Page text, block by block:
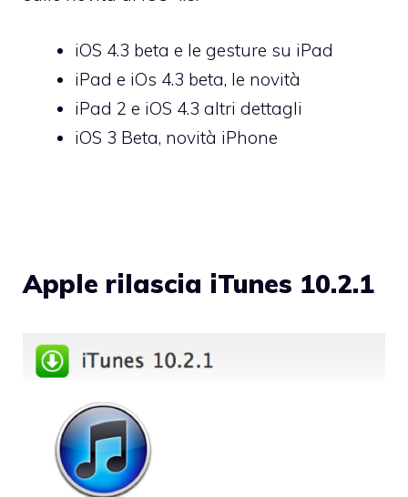
iOS 4.3 beta e le gesture su iPad
iPad e iOs 4.3 beta, le novità
iPad 2 e iOS 4.3 altri dettagli
iOS 3 Beta, novità iPhone
Apple rilascia iTunes 10.2.1